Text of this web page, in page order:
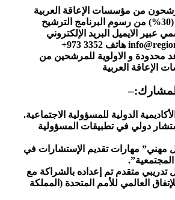
من مؤسسات الإعاقة العربية
على خصم (30%) من رسوم البرنامج الترشيح
عبير الايميل البريد الإلكتروني
info@regionalcsr.com هاتف ⁦+973 3352
محدودة و الاولوية للمرشحين من
الإعاقة العربية
–
الدولية للمسؤولية الاجتماعية.
دولي في تطبيقات المسؤولية
مهني” مهارات تقديم الإستشارات في
تدريبي متقدم تم إعداده بالشراكة مع
العالمي للأمم المتحدة (المملكة